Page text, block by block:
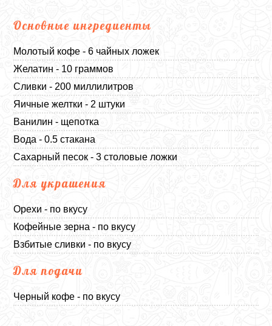
Основные ингредиенты
Молотый кофе - 6 чайных ложек
Желатин - 10 граммов
Сливки - 200 миллилитров
Яичные желтки - 2 штуки
Ванилин - щепотка
Вода - 0.5 стакана
Сахарный песок - 3 столовые ложки
Для украшения
Орехи - по вкусу
Кофейные зерна - по вкусу
Взбитые сливки - по вкусу
Для подачи
Черный кофе - по вкусу